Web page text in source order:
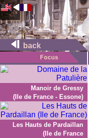
back
Manoir de Gressy
(Ile de France - Essone)
Les Hauts de Pardaillan
(Ile de France